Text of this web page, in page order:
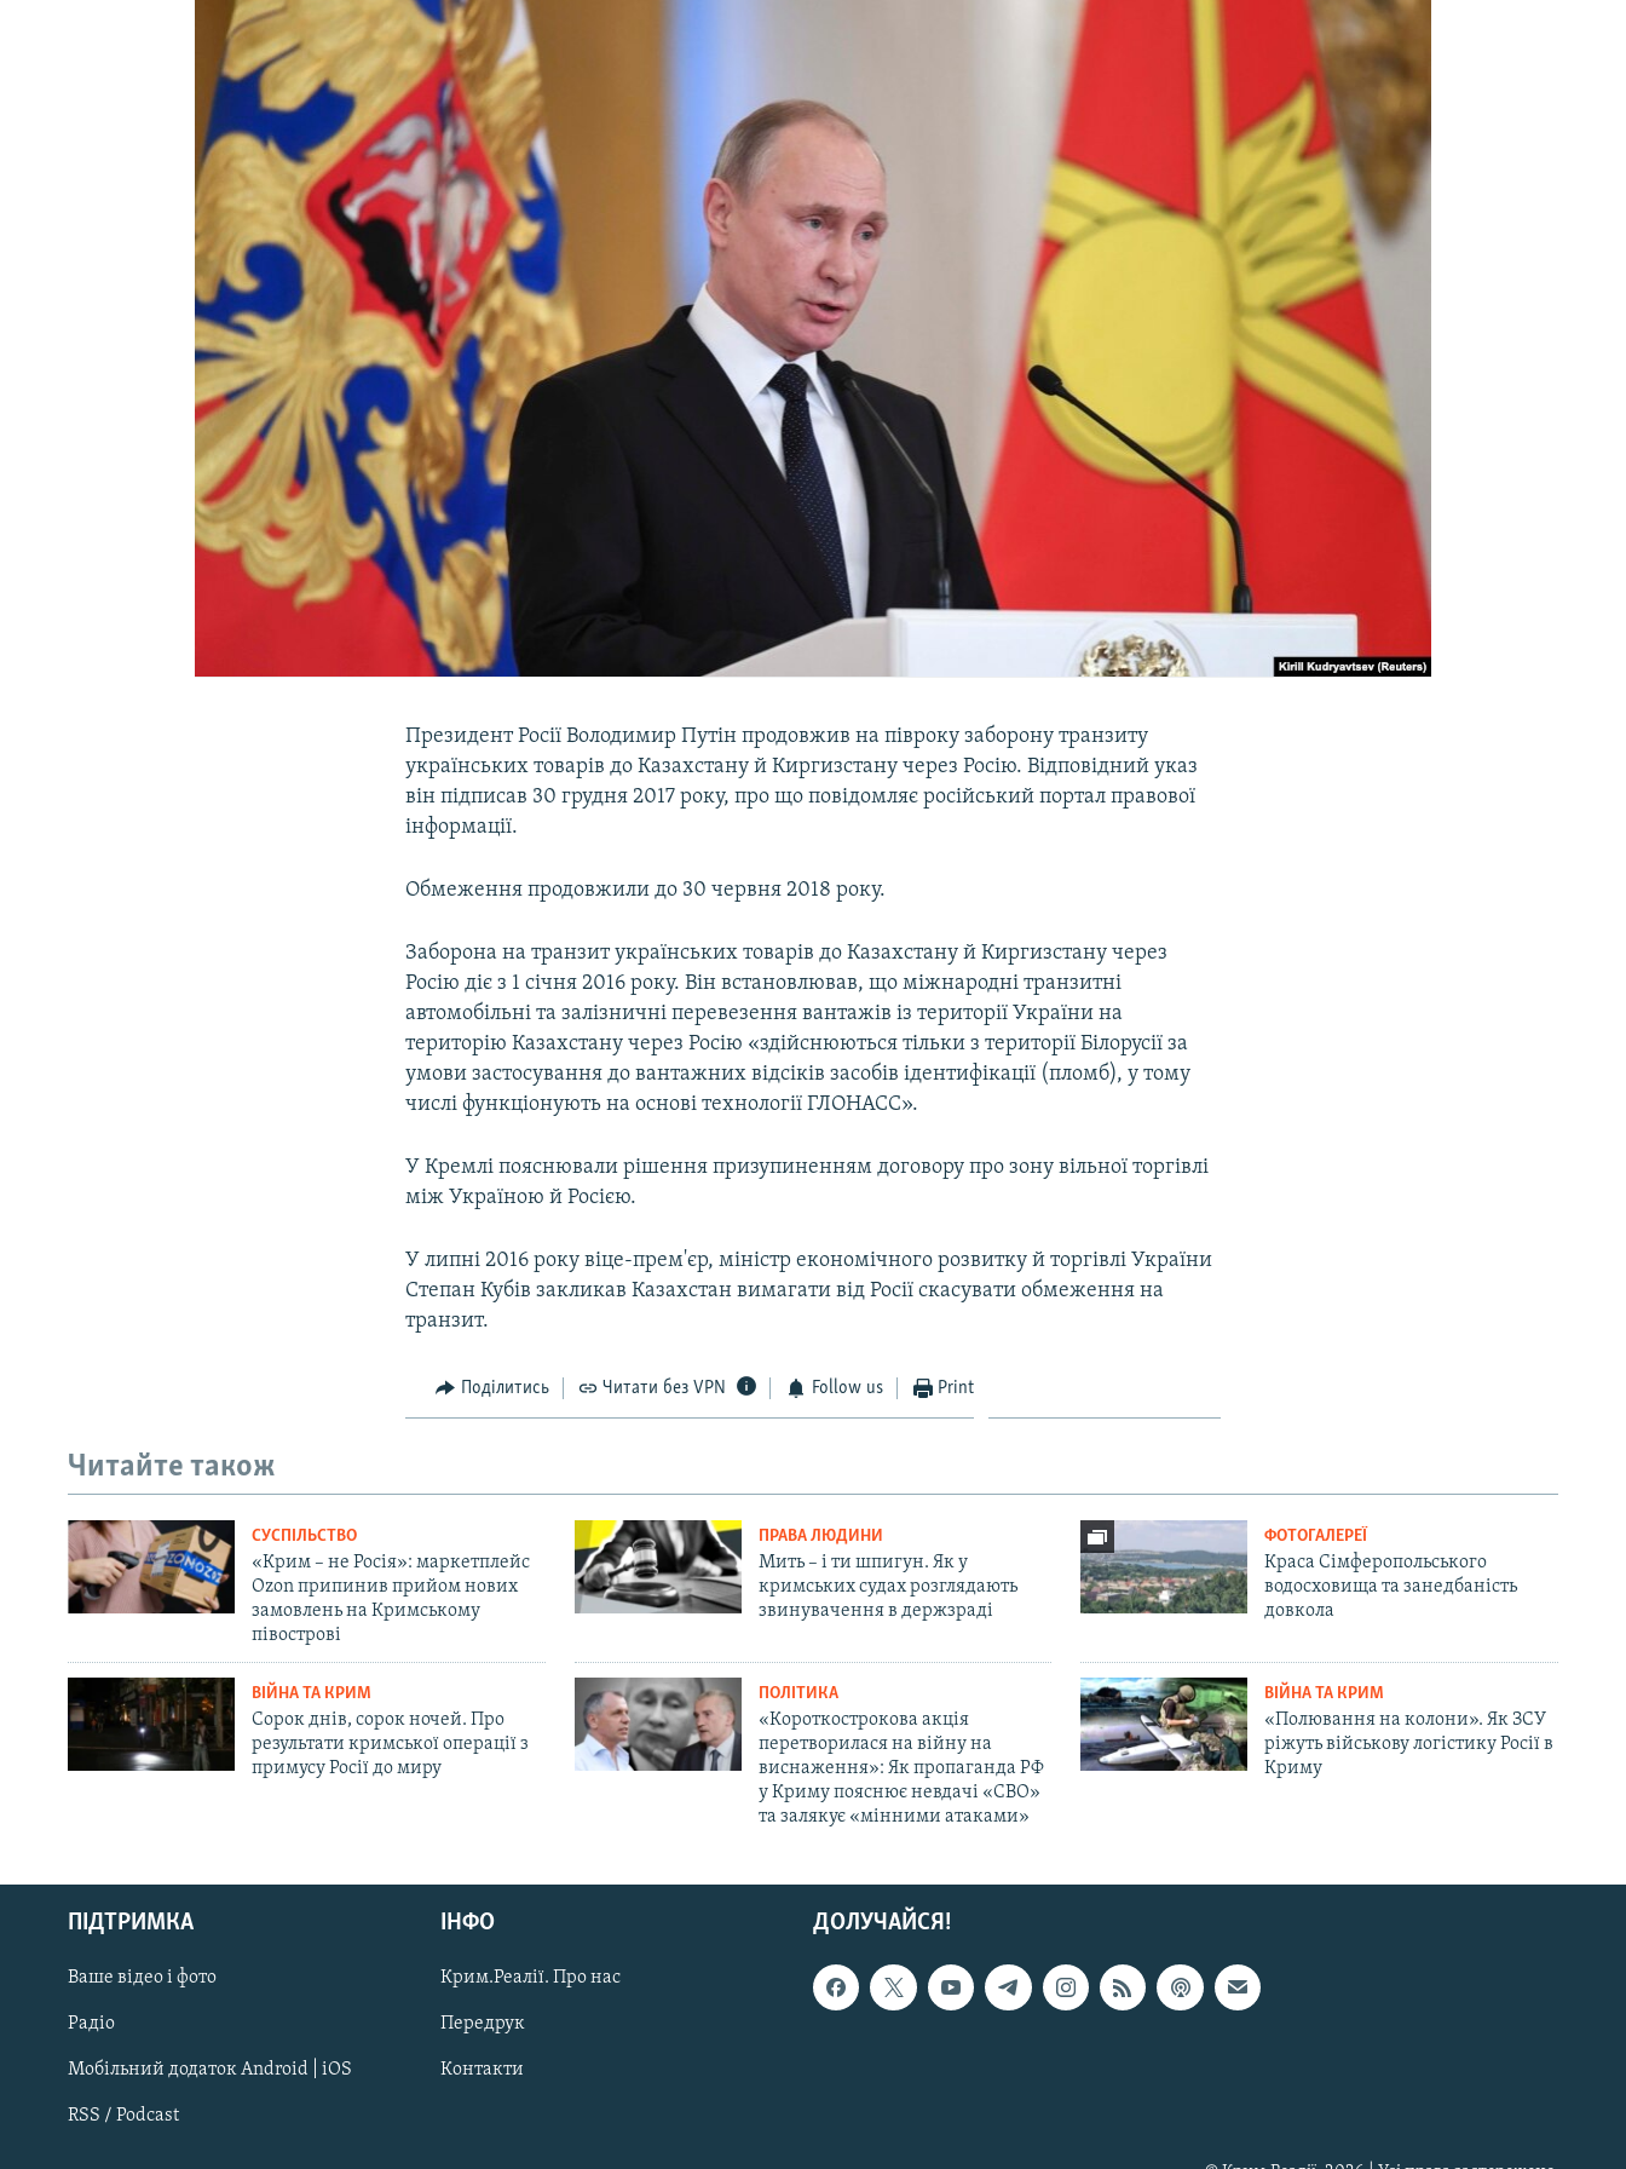
УКРАЇНСЬКА ПРОБЛЕМА КРИМУ
Русский
Qırımtatar
ДОЛУЧАЙСЯ!
Президент Росії Володимир Путін продовжив на півроку заборону транзиту
українських товарів до Казахстану й Киргизстану через Росію. Відповідний указ
він підписав 30 грудня 2017 року, про що повідомляє російський портал правової
інформації.
Обмеження продовжили до 30 червня 2018 року.
Заборона на транзит українських товарів до Казахстану й Киргизстану через
Росію діє з 1 січня 2016 року. Він встановлював, що міжнародні транзитні
автомобільні та залізничні перевезення вантажів із території України на
територію Казахстану через Росію «здійснюються тільки з території Білорусії за
умови застосування до вантажних відсіків засобів ідентифікації (пломб), у тому
числі функціонують на основі технології ГЛОНАСС».
У Кремлі пояснювали рішення призупиненням договору про зону вільної торгівлі
між Україною й Росією.
У липні 2016 року віце-прем'єр, міністр економічного розвитку й торгівлі України
Степан Кубів закликав Казахстан вимагати від Росії скасувати обмеження на
транзит.
Поділитись Читати без VPN Follow us Print
Читайте також
СУСПІЛЬСТВО
«Крим – не Росія»: маркетплейс
Ozon припинив прийом нових
замовлень на Кримському
півострові
ПРАВА ЛЮДИНИ
Мить – і ти шпигун. Як у
кримських судах розглядають
звинувачення в держзраді
ФОТОГАЛЕРЕЇ
Краса Сімферопольського
водосховища та занедбаність
довкола
ВІЙНА ТА КРИМ
Сорок днів, сорок ночей. Про
результати кримської операції з
примусу Росії до миру
ПОЛІТИКА
«Короткострокова акція
перетворилася на війну на
виснаження»: Як пропаганда РФ
у Криму пояснює невдачі «СВО»
та залякує «мінними атаками»
ВІЙНА ТА КРИМ
«Полювання на колони». Як ЗСУ
ріжуть військову логістику Росії в
Криму
ДОЛУЧАЙСЯ!
ПІДТРИМКА
Ваше відео і фото
Радіо
Мобільний додаток Android | iOS
RSS / Podcast
ІНФО
Крим.Реалії. Про нас
Передрук
Контакти